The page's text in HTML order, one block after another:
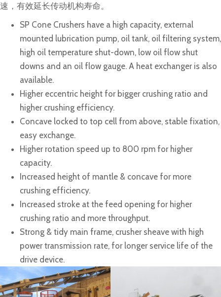
速，有效延长传动机构寿命。
SP Cone Crushers have a high capacity, external
mounted lubrication pump, oil tank, oil filtering system,
high oil temperature shut-down, low oil flow shut
downs and an oil flow gauge. A heat exchanger is also
available.
Higher eccentric height for bigger crushing ratio and
higher crushing efficiency.
Concave locked to top cell from above, stable fixation,
easy exchange.
Higher rotation speed up to 800 rpm for higher
capacity.
Increased height of mantle & concave for more
crushing efficiency.
Increased stroke at the feed opening for higher
crushing ratio and more throughput.
Strong & tidy main frame, crusher sheave with high
power transmission rate, for longer service life of the
drive device.